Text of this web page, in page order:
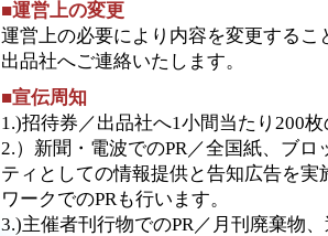
■運営上の変更
運営上の必要により内容を変更する
出品社へご連絡いたします。
■宣伝周知
1.)招待券／出品社へ1小間当たり200
2.）新聞・電波でのPR／全国紙、ブ
ティとしての情報提供と告知広告を
ワークでのPRも行います。
3.)主催者刊行物でのPR／月刊廃棄物